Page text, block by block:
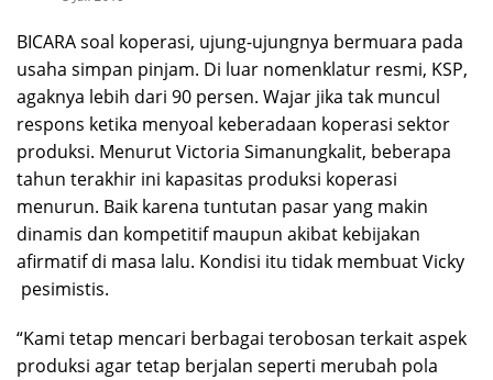
BICARA soal koperasi, ujung-ujungnya bermuara pada
usaha simpan pinjam. Di luar nomenklatur resmi, KSP,
agaknya lebih dari 90 persen. Wajar jika tak muncul
respons ketika menyoal keberadaan koperasi sektor
produksi. Menurut Victoria Simanungkalit, beberapa
tahun terakhir ini kapasitas produksi koperasi
menurun. Baik karena tuntutan pasar yang makin
dinamis dan kompetitif maupun akibat kebijakan
afirmatif di masa lalu. Kondisi itu tidak membuat Vicky
pesimistis.
“Kami tetap mencari berbagai terobosan terkait aspek
produksi agar tetap berjalan seperti merubah pola